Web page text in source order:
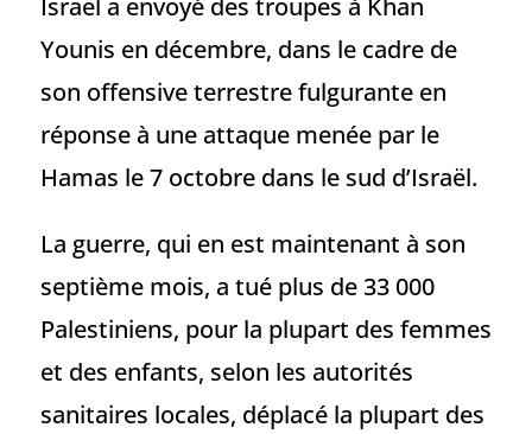
Israël a envoyé des troupes à Khan
Younis en décembre, dans le cadre de
son offensive terrestre fulgurante en
réponse à une attaque menée par le
Hamas le 7 octobre dans le sud d’Israël.
La guerre, qui en est maintenant à son
septième mois, a tué plus de 33 000
Palestiniens, pour la plupart des femmes
et des enfants, selon les autorités
sanitaires locales, déplacé la plupart des